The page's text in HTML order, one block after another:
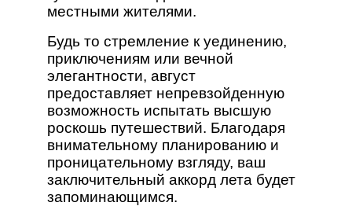
местными жителями.
Будь то стремление к уединению,
приключениям или вечной
элегантности, август
предоставляет непревзойденную
возможность испытать высшую
роскошь путешествий. Благодаря
внимательному планированию и
проницательному взгляду, ваш
заключительный аккорд лета будет
запоминающимся.